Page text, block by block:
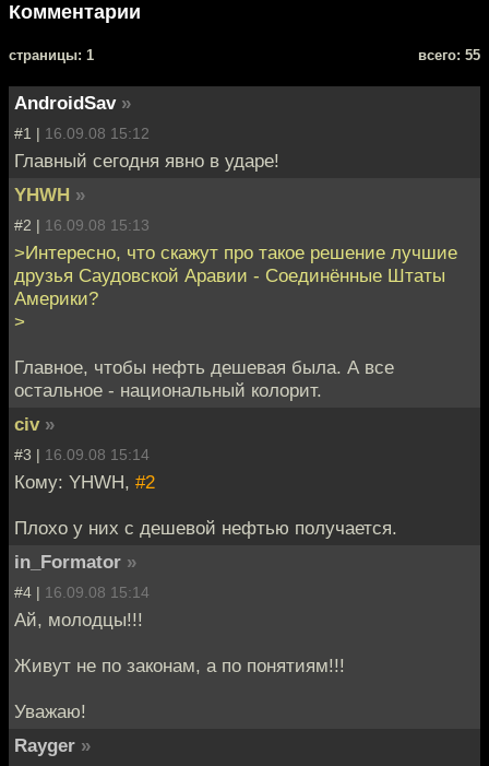
Комментарии
cтраницы: 1 всего: 55
AndroidSav »
#1 | 16.09.08 15:12
Главный сегодня явно в ударе!
YHWH »
#2 | 16.09.08 15:13
>Интересно, что скажут про такое решение лучшие
друзья Саудовской Аравии - Соединённые Штаты
Америки?
>
Главное, чтобы нефть дешевая была. А все
остальное - национальный колорит.
civ »
#3 | 16.09.08 15:14
Кому: YHWH, #2
Плохо у них с дешевой нефтью получается.
in_Formator »
#4 | 16.09.08 15:14
Ай, молодцы!!!
Живут не по законам, а по понятиям!!!
Уважаю!
Rayger »